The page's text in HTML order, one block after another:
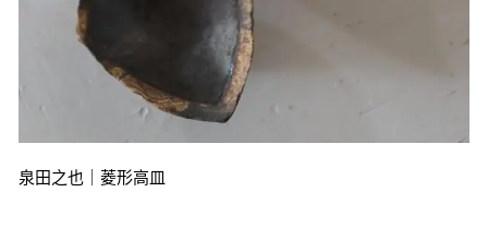
泉田之也｜菱形高皿